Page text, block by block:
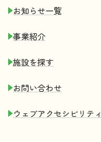
お知 らせ一覧
事業紹介
施設を探す
お問い合わせ
ウェブアクセシビリティ